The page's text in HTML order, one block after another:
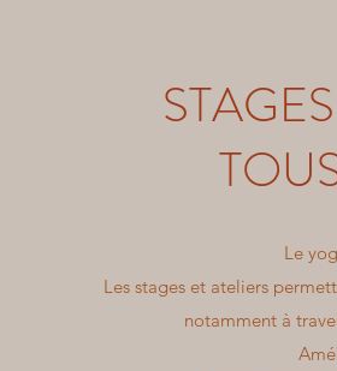
Le
Les stages et ateliers
notamment à